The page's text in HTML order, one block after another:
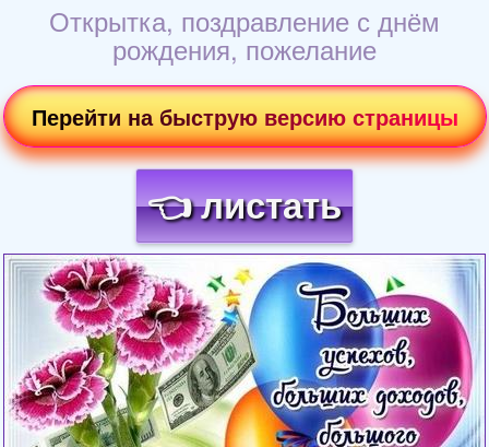
Открытка, поздравление с днём
рождения, пожелание
Перейти на быструю версию страницы
👈 листать
Загрузка картинки...